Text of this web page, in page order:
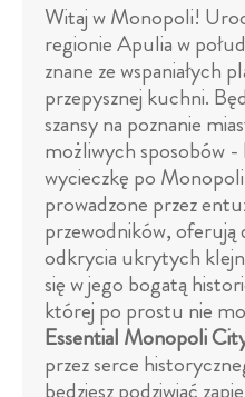
Witaj w Monopoli!
regionie Apulia w
znane ze wspaniałych
przepysznej kuchni.
szansy na poznanie
możliwych sposobów -
wycieczkę po
prowadzone przez
przewodników, oferują
odkrycia ukrytych
się w jego bogatą
której po prostu nie
Essential Monopoli
przez serce